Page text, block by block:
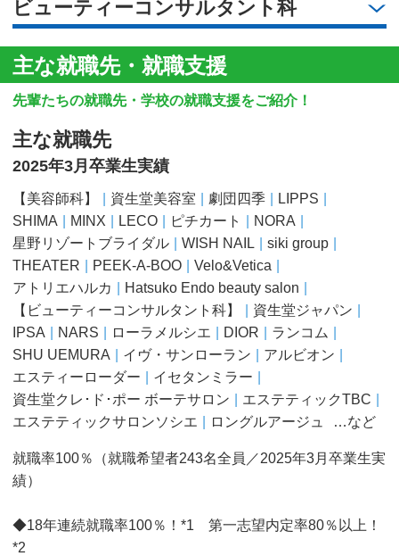
ビューティーコンサルタント科
主な就職先・就職支援
先輩たちの就職先・学校の就職支援をご紹介！
主な就職先
2025年3月卒業生実績
【美容師科】 資生堂美容室 劇団四季
LIPPS
SHIMA
MINX LECO ピチカート
NORA
星野リゾートブライダル
WISH NAIL
siki group
THEATER
PEEK-A-BOO
Velo&Vetica
アトリエハルカ
Hatsuko Endo beauty salon
【ビューティーコンサルタント科】
資生堂ジャパン
IPSA
NARS ローラメルシエ DIOR
ランコム
SHU UEMURA
イヴ・サンローラン
アルビオン
エスティーローダー
イセタンミラー
資生堂クレ･ド･ポー ボーテサロン
エステティックTBC
エステティックサロンソシエ
ロングルアージュ …など
就職率100％（就職希望者243名全員／2025年3月卒業生実
績）
◆18年連続就職率100％！*1 第一志望内定率80％以上！
*2